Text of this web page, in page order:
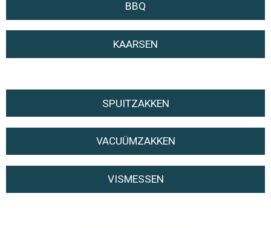
BBQ
KAARSEN
SPUITZAKKEN
VACUÜMZAKKEN
VISMESSEN